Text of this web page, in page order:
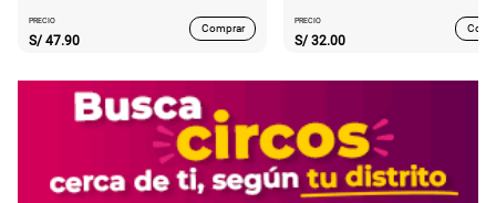
PRECIO
S/ 47.90
Comprar
PRECIO
S/ 32.00